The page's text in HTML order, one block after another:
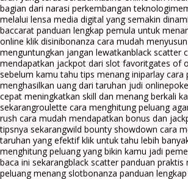
bagian dari narasi perkembangan teknologi
melalui lensa media digital yang semakin
baccarat panduan lengkap pemula untuk
online klik disinibonanza cara mudah
menguntungkan jangan lewatkanblack scatter
mendapatkan jackpot dari slot favoritgates of
sebelum kamu tahu tips menang iniparlay cara
menghasilkan uang dari taruhan judi online
cepat meningkatkan skill dan menang berkali
sekarangroulette cara menghitung peluang
rush cara mudah mendapatkan bonus dan
tipsnya sekarangwild bounty showdown cara
taruhan yang efektif klik untuk tahu lebih
menghitung peluang yang bikin kamu jadi
baca ini sekarangblack scatter panduan praktis
peluang menang slotbonanza panduan